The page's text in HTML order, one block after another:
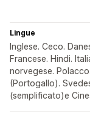
Lingue
Inglese. Ceco.
Francese. Hindi.
norvegese.
(Portogallo).
(semplificato)e